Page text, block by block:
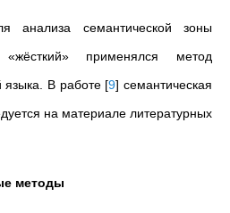
анализа семантической зоны
применялся метод
языка. В работе [9] семантическая
на материале литературных
методы